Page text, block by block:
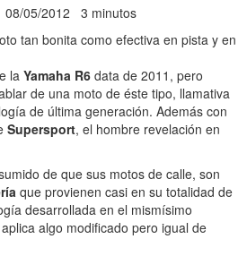
08/05/2012 3 minutos
tan bonita como efectiva en pista y en
la Yamaha R6 data de 2011, pero
de una moto de éste tipo, llamativa
de última generación. Además con
Supersport, el hombre revelación en
de que sus motos de calle, son
que provienen casi en su totalidad de
desarrollada en el mismísimo
algo modificado pero igual de